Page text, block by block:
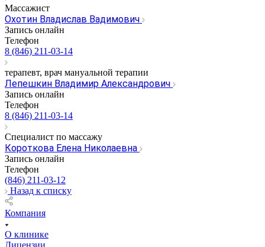
Массажист
Охотин Владислав Вадимович
Запись онлайн
Телефон
8 (846) 211-03-14
терапевт, врач мануальной терапии
Лепешкин Владимир Александрович
Запись онлайн
Телефон
8 (846) 211-03-14
Специалист по массажу
Короткова Елена Николаевна
Запись онлайн
Телефон
(846) 211-03-12
Назад к списку
Компания
О клинике